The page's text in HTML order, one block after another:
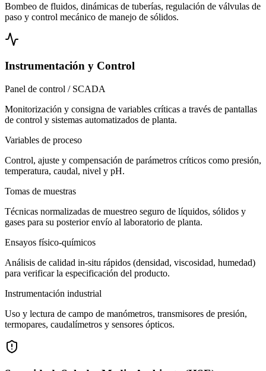
Bombeo de fluidos, dinámicas de tuberías, regulación de válvulas de
paso y control mecánico de manejo de sólidos.
Instrumentación y Control
Panel de control / SCADA
Monitorización y consigna de variables críticas a través de pantallas
de control y sistemas automatizados de planta.
Variables de proceso
Control, ajuste y compensación de parámetros críticos como presión,
temperatura, caudal, nivel y pH.
Tomas de muestras
Técnicas normalizadas de muestreo seguro de líquidos, sólidos y
gases para su posterior envío al laboratorio de planta.
Ensayos físico-químicos
Análisis de calidad in-situ rápidos (densidad, viscosidad, humedad)
para verificar la especificación del producto.
Instrumentación industrial
Uso y lectura de campo de manómetros, transmisores de presión,
termopares, caudalímetros y sensores ópticos.